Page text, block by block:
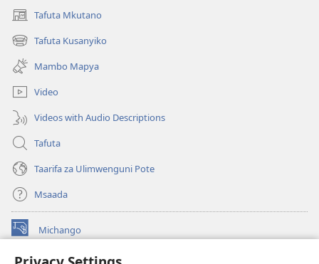
Tafuta Mkutano
(opens
new
window)
Tafuta Kusanyiko
(opens
new
window)
Mambo Mapya
Video
Videos with Audio Descriptions
Tafuta
Taarifa za Ulimwenguni Pote
Msaada
Michango
(opens